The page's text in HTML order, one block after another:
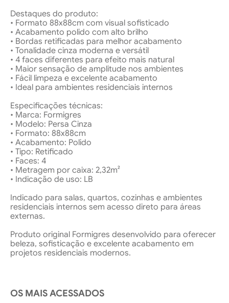
Destaques do produto:
• Formato 88x88cm com visual sofisticado
• Acabamento polido com alto brilho
• Bordas retificadas para melhor acabamento
• Tonalidade cinza moderna e versátil
• 4 faces diferentes para efeito mais natural
• Maior sensação de amplitude nos ambientes
• Fácil limpeza e excelente acabamento
• Ideal para ambientes residenciais internos
Especificações técnicas:
• Marca: Formigres
• Modelo: Persa Cinza
• Formato: 88x88cm
• Acabamento: Polido
• Tipo: Retificado
• Faces: 4
• Metragem por caixa: 2,32m²
• Indicação de uso: LB
Indicado para salas, quartos, cozinhas e ambientes
residenciais internos sem acesso direto para áreas
externas.
Produto original Formigres desenvolvido para oferecer
beleza, sofisticação e excelente acabamento em
projetos residenciais modernos.
OS MAIS ACESSADOS